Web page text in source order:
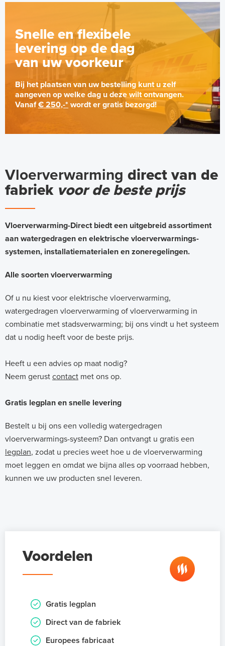
Snelle en flexibele
levering op de dag
van uw voorkeur
Bij het plaatsen van uw bestelling kunt u zelf
aangeven op welke dag u deze wilt ontvangen.
Vanaf€ 250,-* wordt er gratis bezorgd!
Vloerverwarming direct van de
fabriek voor de beste prijs
Vloerverwarming-Direct biedt een uitgebreid assortiment
aan watergedragen en elektrische vloerverwarmings-
systemen, installatiematerialen en zoneregelingen.
Alle soorten vloerverwarming
Of u nu kiest voor elektrische vloerverwarming,
watergedragen vloerverwarming of vloerverwarming in
combinatie met stadsverwarming; bij ons vindt u het systeem
dat u nodig heeft voor de beste prijs.
Heeft u een advies op maat nodig?
Neem gerust contact met ons op.
Gratis legplan en snelle levering
Bestelt u bij ons een volledig watergedragen
vloerverwarmings-systeem? Dan ontvangt u gratis een
legplan, zodat u precies weet hoe u de vloerverwarming
moet leggen en omdat we bijna alles op voorraad hebben,
kunnen we uw producten snel leveren.
Voordelen
Gratis legplan
Direct van de fabriek
Europees fabricaat